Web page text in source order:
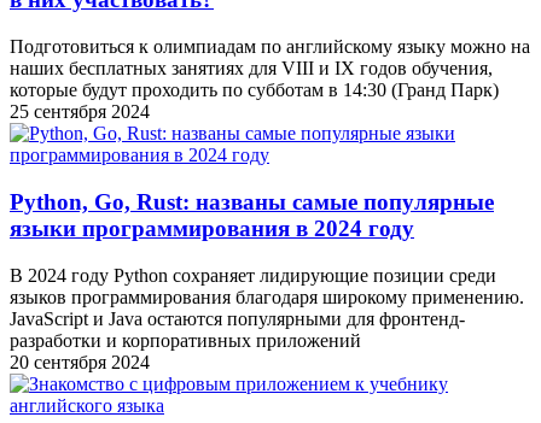
Подготовиться к олимпиадам по английскому языку можно на
наших бесплатных занятиях для VIII и IX годов обучения,
которые будут проходить по субботам в 14:30 (Гранд Парк)
25 сентября 2024
Python, Go, Rust: названы самые популярные
языки программирования в 2024 году
В 2024 году Python сохраняет лидирующие позиции среди
языков программирования благодаря широкому применению.
JavaScript и Java остаются популярными для фронтенд-
разработки и корпоративных приложений
20 сентября 2024